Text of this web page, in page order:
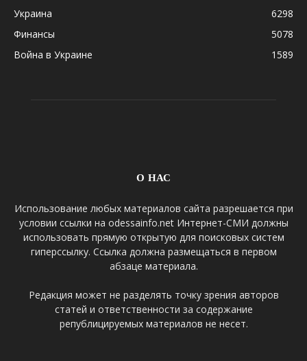
Украина
6298
Финансы
5078
Война в Украине
1589
О НАС
Использование любых материалов сайта разрешается при
условии ссылки на odessainfo.net Интернет-СМИ должны
использовать прямую открытую для поисковых систем
гиперссылку. Ссылка должна размещаться в первом
абзаце материала.
Редакция может не разделять точку зрения авторов
статей и ответственности за содержание
републицируемых материалов не несет.